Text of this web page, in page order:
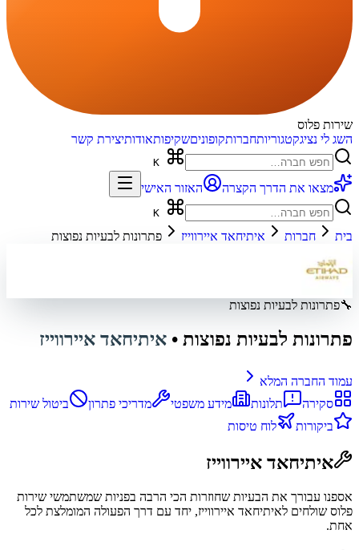
שירות פלוס
השג לי נציגקטגוריותחברותקופוניםשקיפותאודותיצירת קשר
מצאו את הדרך הקצרה האזור האישי
בית חברות איתיחאד איירווייז פתרונות לבעיות נפוצות
🔧פתרונות לבעיות נפוצות
פתרונות לבעיות נפוצות • איתיחאד איירווייז
עמוד החברה המלא
סקירה
תלונות מידע משפטי מדריכי פתרון
ביטול שירות
ביקורות
לוח טיסות
איתיחאד איירווייז
אספנו עבורך את הבעיות שחוזרות הכי הרבה בפניות שמשתמשי שירות
פלוס שולחים לאיתיחאד איירווייז, יחד עם דרך הפעולה המומלצת לכל
אחת.